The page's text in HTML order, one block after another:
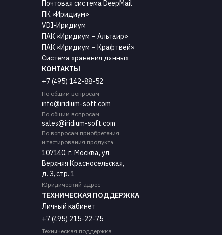
Почтовая система DeepMail
ПК «Иридиум»
VDI-Иридиум
ПАК «Иридиум – Альтаир»
ПАК «Иридиум – Крафтвей»
Система хранения данных
КОНТАКТЫ
+7 (495) 142-88-52
По общим вопросам
info@iridium-soft.com
По общим вопросам
sales@iridium-soft.com
По вопросам приобретения
и тестирования продукта
107140, г. Москва, ул.
Верхняя Красносельская,
д. 3, cтр. 1
Юридический адрес
ТЕХНИЧЕСКАЯ ПОДДЕРЖКА
Личный кабинет
+7 (495) 215-22-75
Техническая поддержка